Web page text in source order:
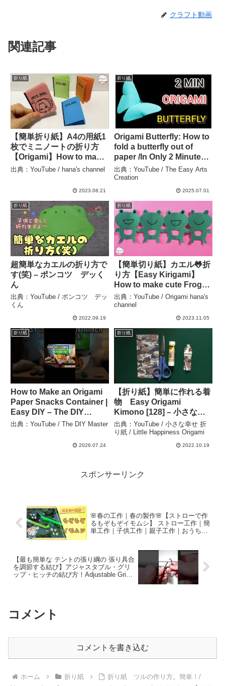
クラフト動画
関連記事
折り紙
【簡単折り紙】A4の用紙1
枚でミニノートの折り方
【Origami】How to make
mini Notebook 종이접기
ルト 春野サクラ 笔记本
出典：YouTube / hana's channel
2023.08.21
折り紙
Origami Butterfly: How to
fold a butterfly out of
paper /In Only 2 Minutes /
Very Simple – The Easy
Arts Creation
出典：YouTube / The Easy Arts
Creation
2025.07.01
折り紙
超簡単なカエルの折り方で
す(笑) – ポンコツ デッく
ん
出典：YouTube / ポンコツ デッ
くん
2022.09.19
折り紙
【簡単切り紙】カエル🐸折
り方【Easy Kirigami】
How to make cute Frog
종이접기 개구리 可爱的
折纸 青蛙 folding
paper アマガエル おり
hana’s channel
出典：YouTube / Origami hana's
channel
2023.11.05
折り紙
How to Make an Origami
Paper Snacks Container |
Easy DIY – The DIY
Master
出典：YouTube / The DIY Master
2026.07.24
折り紙
【折り紙】簡単に作れる着
物 Easy Origami
Kimono [128] – 小さな幸
せ 折り紙 / Little
Happiness Origami
出典：YouTube / 小さな幸せ 折
り紙 / Little Happiness Origami
2022.10.19
スポンサーリンク
🌸春の工作｜春の製作🌸【ストローで作
るもぞもぞイモムシ】 ストロー工作｜簡
単工作｜子供工作｜親子工作｜おうち遊
【最も簡単な テントの張り綱の 張り具合
を調節する結び】アジャスタブル・グリ
ップ・ヒッチの結び方！Adjustable Grip
コメント
コメントを書き込む
ホーム 折り紙
折り紙 ツルの作り方。簡単！/